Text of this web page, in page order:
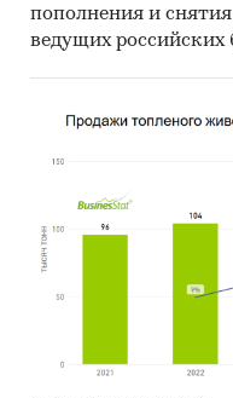
пополнения и
ведущих российских